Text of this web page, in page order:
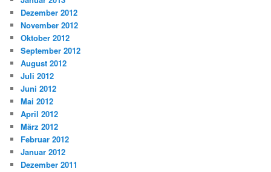
Dezember 2012
November 2012
Oktober 2012
September 2012
August 2012
Juli 2012
Juni 2012
Mai 2012
April 2012
März 2012
Februar 2012
Januar 2012
Dezember 2011